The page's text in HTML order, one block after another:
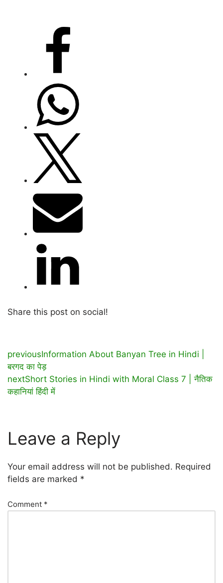
Share this post on social!
previousInformation About Banyan Tree in Hindi |
बरगद का पेड़
nextShort Stories in Hindi with Moral Class 7 | नैतिक
कहानियां हिंदी में
Leave a Reply
Your email address will not be published. Required
fields are marked *
Comment *